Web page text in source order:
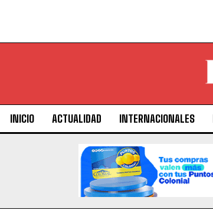
INICIO ACTUALIDAD INTERNACIONALES